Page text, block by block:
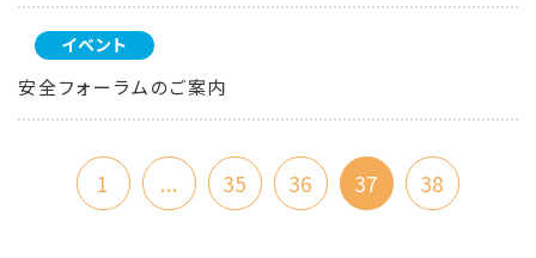
イベント
安全フォーラムのご案内
1 ... 35 36 37 38